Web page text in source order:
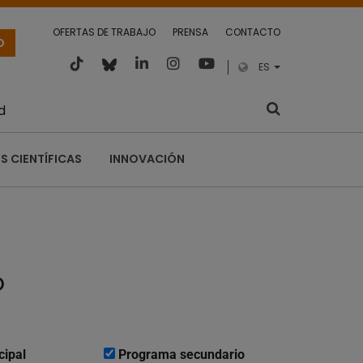
OFERTAS DE TRABAJO PRENSA CONTACTO
ES
CIENTÍFICAS INNOVACIÓN
Programa secundario